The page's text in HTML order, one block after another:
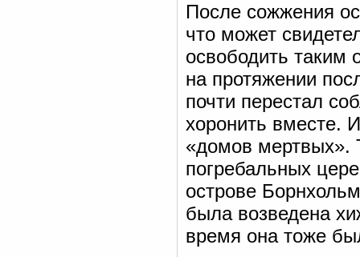
После сожжения
что может
освободить таким
на протяжении
почти перестал
хоронить вместе.
«домов мертвых».
погребальных
острове
была возведена
время она тоже